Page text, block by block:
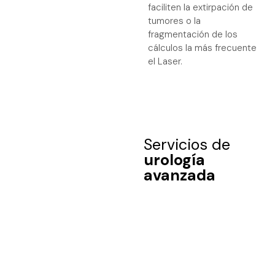
faciliten la extirpación de
tumores o la
fragmentación de los
cálculos la más frecuente
el Laser.
Servicios de
urología
avanzada